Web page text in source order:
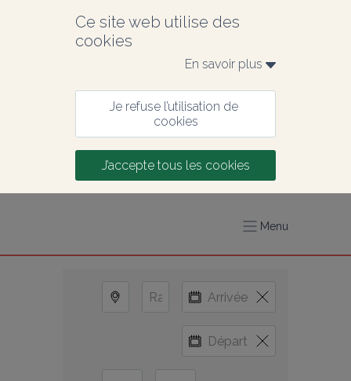
Ce site web utilise des
cookies
En savoir plus
Je refuse l’utilisation de
cookies
J’accepte tous les cookies
Menu